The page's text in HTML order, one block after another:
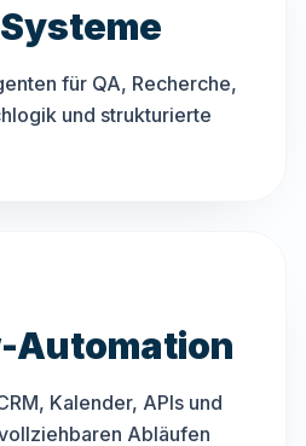
für QA, Recherche,
und strukturierte
Automation
Kalender, APIs und
Abläufen